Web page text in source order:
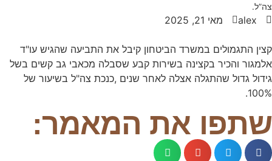
צה”ל.
alex מאי 21, 2025
קצין התגמולים במשרד הביטחון קיבל את התביעה שהגיש עו"ד
אלמגור והכיר בקצינה בשירות קבע שסבלה מכאבי גב קשים בשל
גידול גדול שהתגלה אצלה לאחר שנים ,כנכת צה"ל בשיעור של
100%.
שתפו את המאמר: